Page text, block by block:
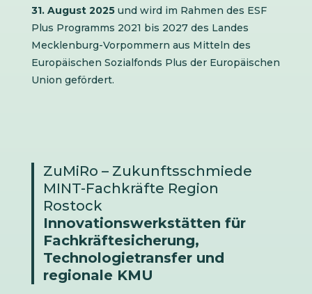
31. August 2025und wird im Rahmen des ESF
Plus Programms 2021 bis 2027 des Landes
Mecklenburg-Vorpommern aus Mitteln des
Europäischen Sozialfonds Plus der Europäischen
Union gefördert.
ZuMiRo – Zukunftsschmiede
MINT-Fachkräfte Region
Rostock
Innovationswerkstätten für
Fachkräftesicherung,
Technologietransfer und
regionale KMU